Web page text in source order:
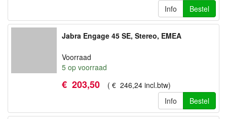
Info
Bestel
Jabra Engage 45 SE, Stereo, EMEA
Voorraad
5 op voorraad
€ 203,50 ( € 246,24 incl.btw)
Info
Bestel